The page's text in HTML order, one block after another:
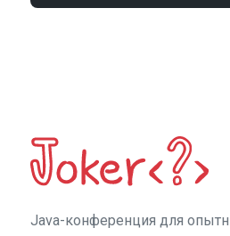
Java-конференция для